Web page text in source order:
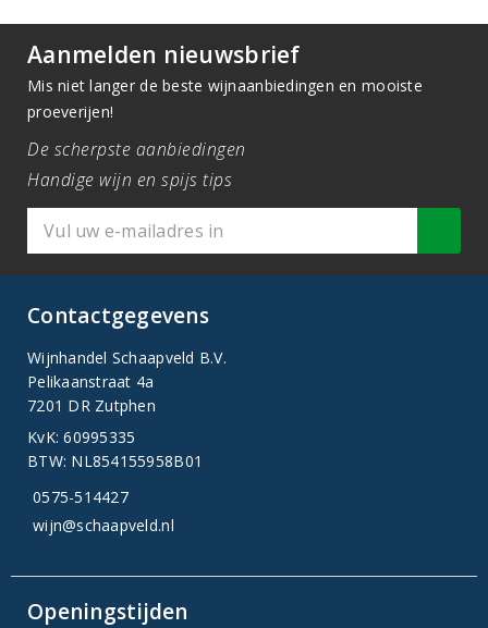
Aanmelden nieuwsbrief
Mis niet langer de beste wijnaanbiedingen en mooiste
proeverijen!
De scherpste aanbiedingen
Handige wijn en spijs tips
Contactgegevens
Wijnhandel Schaapveld B.V.
Pelikaanstraat 4a
7201 DR Zutphen
KvK: 60995335
BTW: NL854155958B01
0575-514427
wijn@schaapveld.nl
Openingstijden